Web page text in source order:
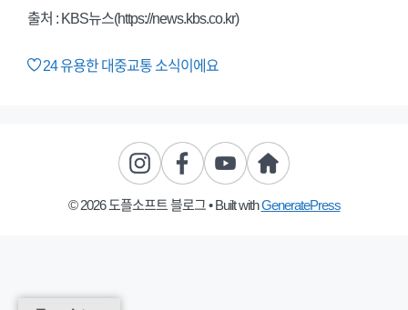
출처 : KBS뉴스(https://news.kbs.co.kr)
24유용한 대중교통 소식이에요
© 2026 도플소프트 블로그• Built withGeneratePress